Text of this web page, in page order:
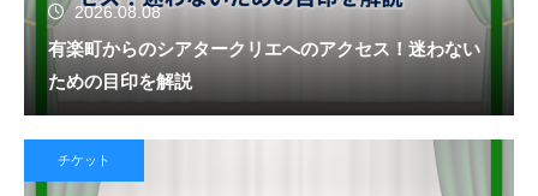
2026.08.08
有楽町からのシアタークリエへのアクセス！迷わない
ための目印を解説
チケット